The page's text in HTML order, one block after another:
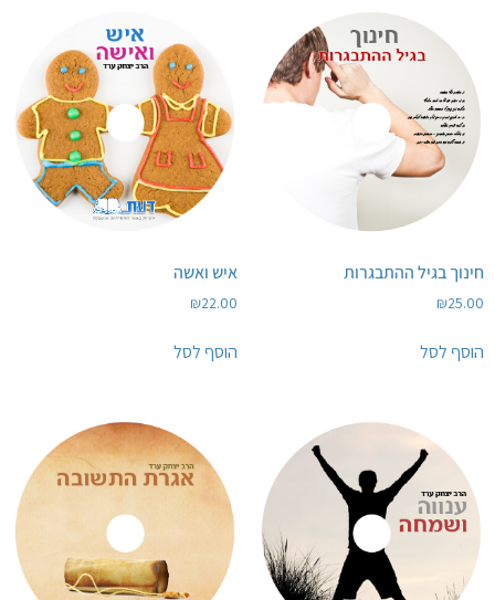
חינוך בגיל ההתבגרות
₪25.00
הוסף לסל
איש ואשה
₪22.00
הוסף לסל